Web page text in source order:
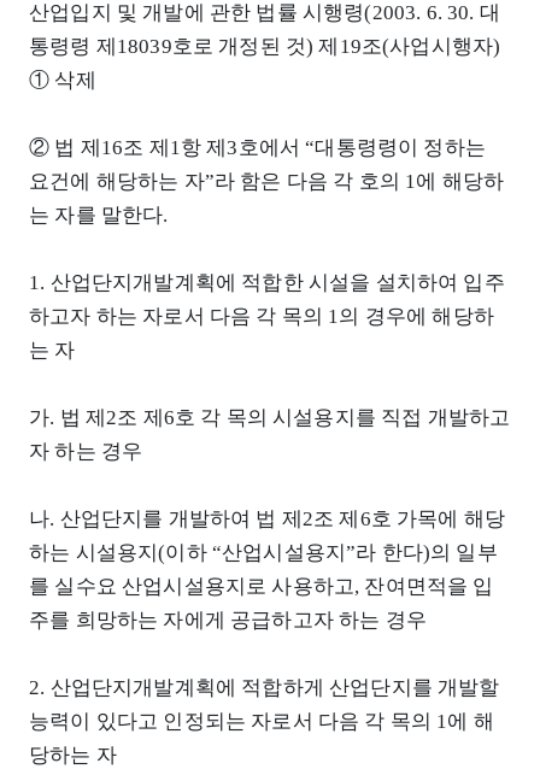
산업입지 및 개발에 관한 법률 시행령(2003. 6. 30. 대
통령령 제18039호로 개정된 것) 제19조(사업시행자)
① 삭제
② 법 제16조 제1항 제3호에서 “대통령령이 정하는
요건에 해당하는 자”라 함은 다음 각 호의 1에 해당하
는 자를 말한다.
1. 산업단지개발계획에 적합한 시설을 설치하여 입주
하고자 하는 자로서 다음 각 목의 1의 경우에 해당하
는 자
가. 법 제2조 제6호 각 목의 시설용지를 직접 개발하고
자 하는 경우
나. 산업단지를 개발하여 법 제2조 제6호 가목에 해당
하는 시설용지(이하 “산업시설용지”라 한다)의 일부
를 실수요 산업시설용지로 사용하고, 잔여면적을 입
주를 희망하는 자에게 공급하고자 하는 경우
2. 산업단지개발계획에 적합하게 산업단지를 개발할
능력이 있다고 인정되는 자로서 다음 각 목의 1에 해
당하는 자